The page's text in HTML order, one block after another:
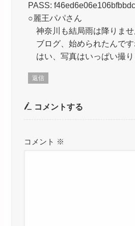
PASS:
○麗王パパさん
神奈川も結局雨は降りませ
ブログ、始められたんです
はい、写真はいっぱい撮
返信
コメントする
コメント ※